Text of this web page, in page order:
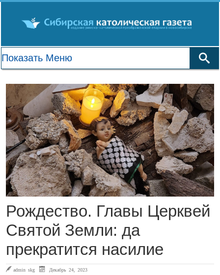
Рождество. Главы Церквей
Святой Земли: да
прекратится насилие
admin skg Декабрь 24, 2023